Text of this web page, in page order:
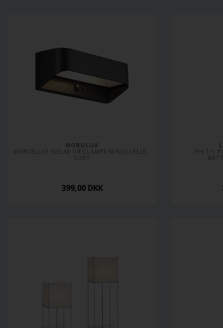
NORDLUX
MARCELLIO SOLAR VÆGLAMPE M/SOLCELLE,
SORT
399,00 DKK
PH 1/1